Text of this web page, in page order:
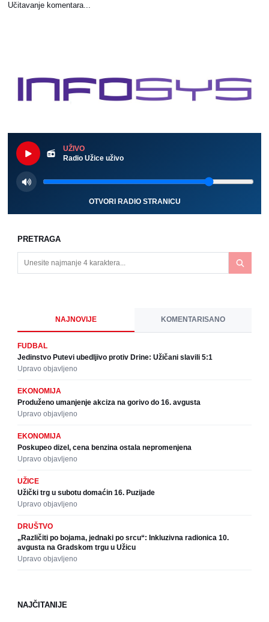
Učitavanje komentara...
UŽIVO
Radio Užice uživo
OTVORI RADIO STRANICU
PRETRAGA
NAJNOVIJE KOMENTARISANO
FUDBAL
Jedinstvo Putevi ubedljivo protiv Drine: Užičani slavili 5:1
Upravo objavljeno
EKONOMIJA
Produženo umanjenje akciza na gorivo do 16. avgusta
Upravo objavljeno
EKONOMIJA
Poskupeo dizel, cena benzina ostala nepromenjena
Upravo objavljeno
UŽICE
Užički trg u subotu domaćin 16. Puzijade
Upravo objavljeno
DRUŠTVO
„Različiti po bojama, jednaki po srcu“: Inkluzivna radionica 10.
avgusta na Gradskom trgu u Užicu
Upravo objavljeno
NAJČITANIJE